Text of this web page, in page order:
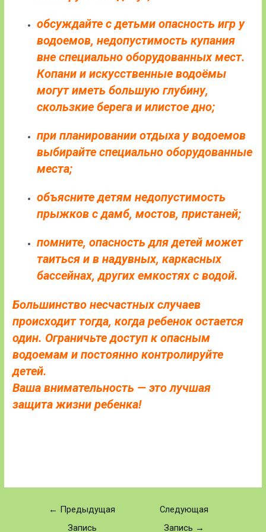
обсуждайте с детьми опасность игр у
водоемов, недопустимость купания
вне специально оборудованных мест.
Копани и искусственные водоёмы
могут иметь большую глубину,
скользкие берега и илистое дно;
при планировании отдыха у водоемов
выбирайте специально оборудованные
места;
объясните детям недопустимость
прыжков с дамб, мостов, пристаней;
помните, опасность для детей может
таиться и в надувных, каркасных
бассейнах, других емкостях с водой.
Большинство несчастных случаев
происходит тогда, когда ребенок остается
один. Ограничьте доступ к опасным
водоемам и постоянно контролируйте
детей.
Ваша внимательность — это лучшая
защита жизни ребенка!
← Предыдущая
Запись
Следующая
Запись →